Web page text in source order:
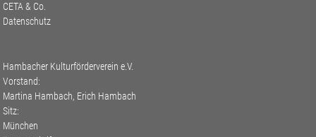
CETA & Co.
Datenschutz
Hambacher Kulturförderverein e.V.
Vorstand:
Martina Hambach, Erich Hambach
Sitz:
München